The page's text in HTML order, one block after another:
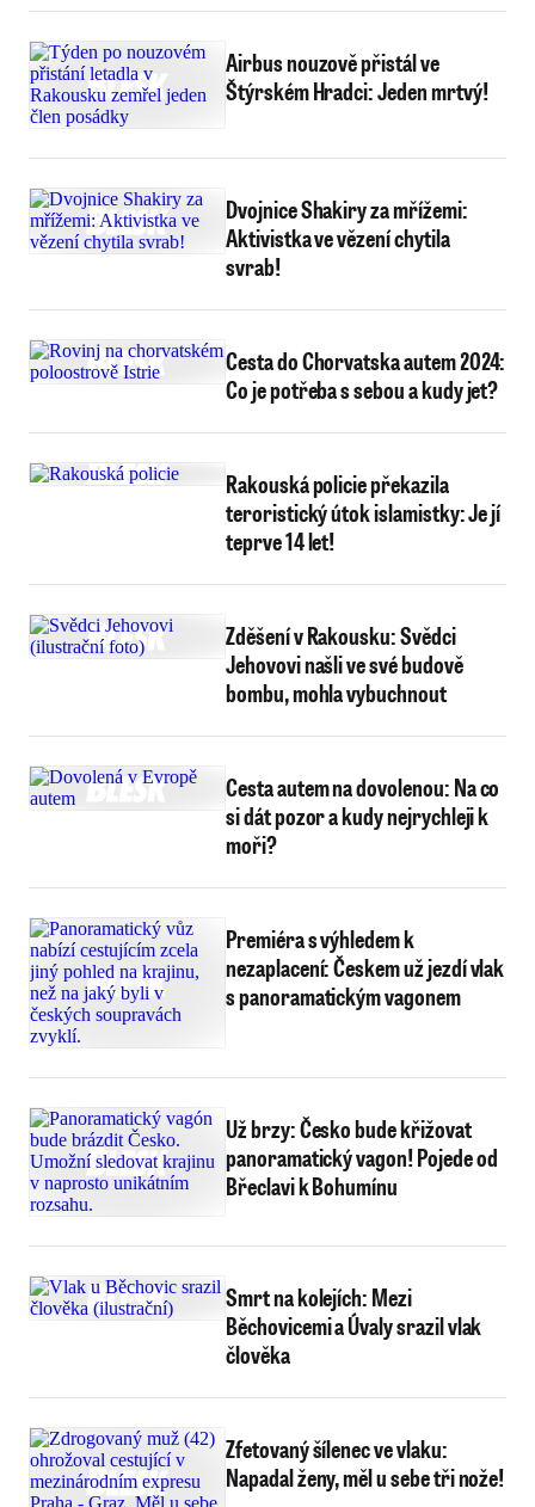
Airbus nouzově přistál ve
Štýrském Hradci: Jeden mrtvý!
Dvojnice Shakiry za mřížemi:
Aktivistka ve vězení chytila
svrab!
Cesta do Chorvatska autem 2024:
Co je potřeba s sebou a kudy jet?
Rakouská policie překazila
teroristický útok islamistky: Je jí
teprve 14 let!
Zděšení v Rakousku: Svědci
Jehovovi našli ve své budově
bombu, mohla vybuchnout
Cesta autem na dovolenou: Na co
si dát pozor a kudy nejrychleji k
moři?
Premiéra s výhledem k
nezaplacení: Českem už jezdí vlak
s panoramatickým vagonem
Už brzy: Česko bude křižovat
panoramatický vagon! Pojede od
Břeclavi k Bohumínu
Smrt na kolejích: Mezi
Běchovicemi a Úvaly srazil vlak
člověka
Zfetovaný šílenec ve vlaku:
Napadal ženy, měl u sebe tři nože!